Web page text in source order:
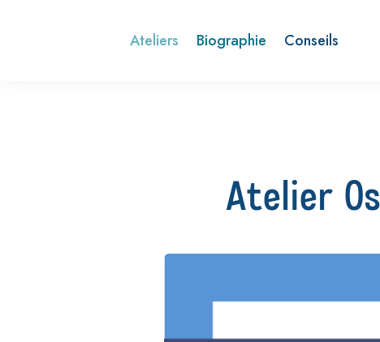
Ateliers Biographie Conseils
Atelier